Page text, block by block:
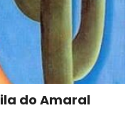
do Amaral